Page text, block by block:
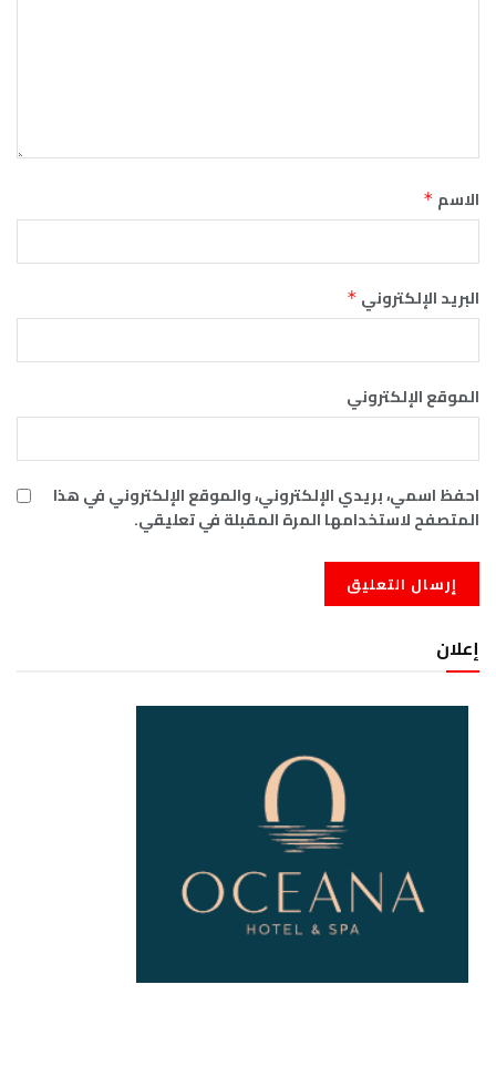
الاسم *
البريد الإلكتروني *
الموقع الإلكتروني
احفظ اسمي، بريدي الإلكتروني، والموقع الإلكتروني في هذا
المتصفح لاستخدامها المرة المقبلة في تعليقي.
إعلان